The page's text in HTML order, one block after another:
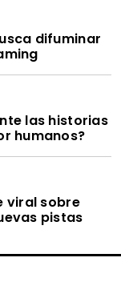
difuminar
las historias
humanos?
viral sobre
pistas